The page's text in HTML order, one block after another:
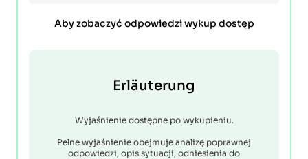
Aby zobaczyć odpowiedzi wykup dostęp
Erläuterung
Wyjaśnienie dostępne po wykupieniu.
Pełne wyjaśnienie obejmuje analizę poprawnej
odpowiedzi, opis sytuacji, odniesienia do